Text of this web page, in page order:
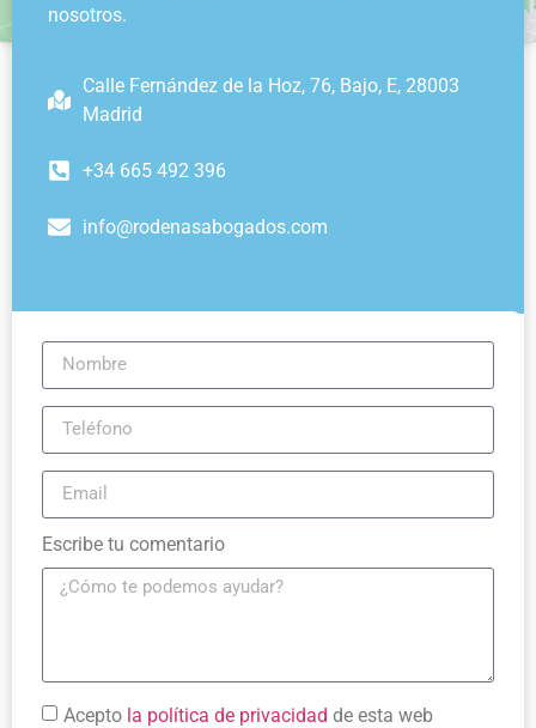
nosotros.
Calle Fernández de la Hoz, 76, Bajo, E, 28003
Madrid
+34 665 492 396
info@rodenasabogados.com
Escribe tu comentario
Acepto la política de privacidad de esta web